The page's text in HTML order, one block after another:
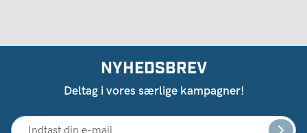
NYHEDSBREV
Deltag i vores særlige kampagner!